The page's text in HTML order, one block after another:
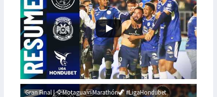
Gran Final | 🦅Motagua🆚Marathón🦖 #LigaHondubet